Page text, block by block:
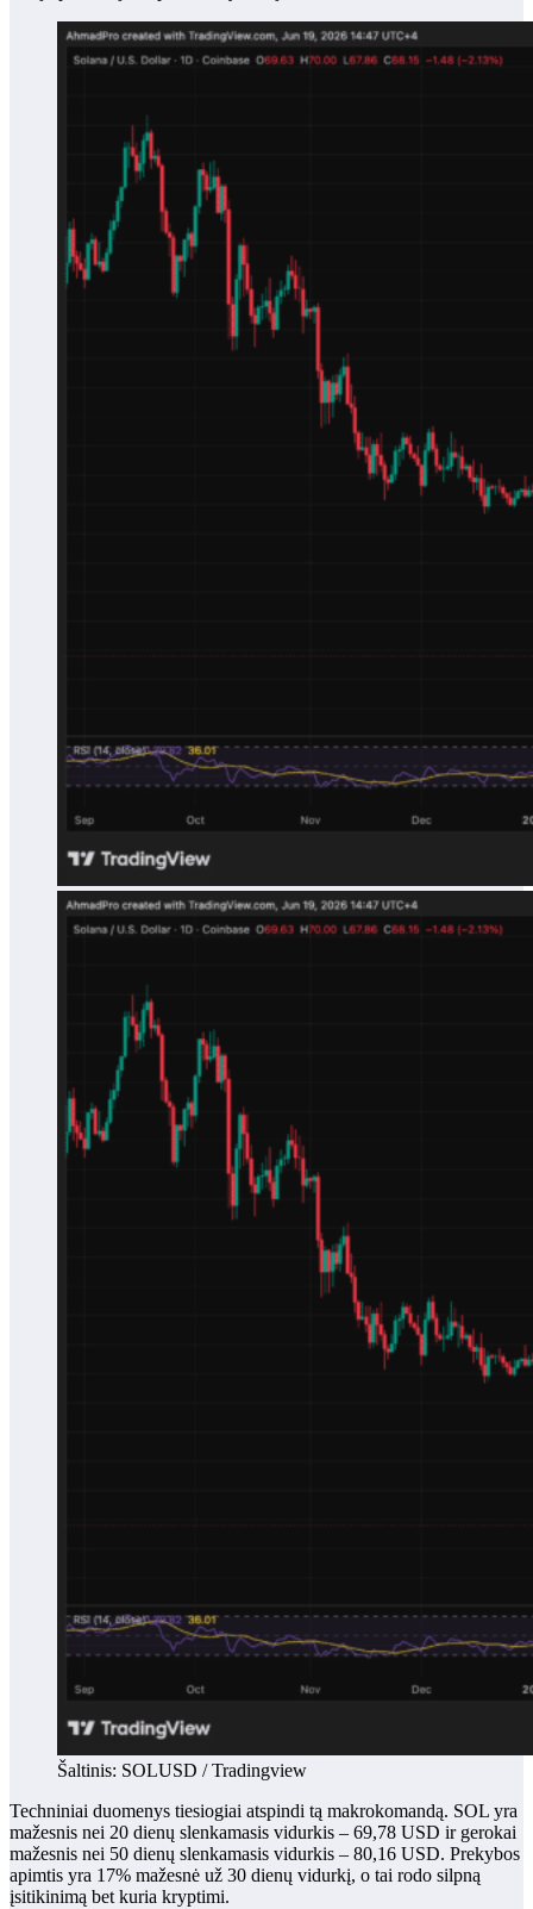
Šaltinis: SOLUSD / Tradingview
Techniniai duomenys tiesiogiai atspindi tą makrokomandą. SOL yra
mažesnis nei 20 dienų slenkamasis vidurkis – 69,78 USD ir gerokai
mažesnis nei 50 dienų slenkamasis vidurkis – 80,16 USD. Prekybos
apimtis yra 17% mažesnė už 30 dienų vidurkį, o tai rodo silpną
įsitikinimą bet kuria kryptimi.